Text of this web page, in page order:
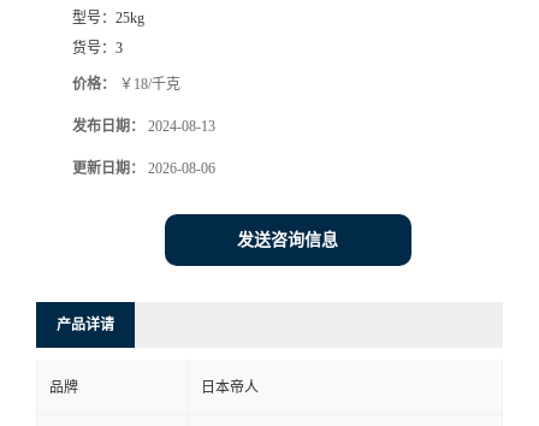
型号： 25kg
货号： 3
价格： ￥18/千克
发布日期： 2024-08-13
更新日期： 2026-08-06
发送咨询信息
产品详请
品牌 日本帝人